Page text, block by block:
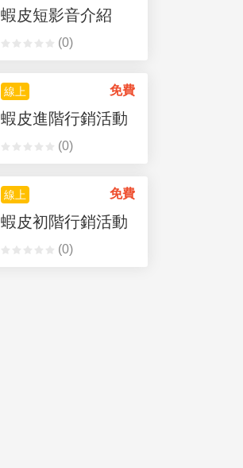
蝦皮短影音介紹
(0)
線上 免費
蝦皮進階行銷活動
(0)
線上 免費
蝦皮初階行銷活動
(0)